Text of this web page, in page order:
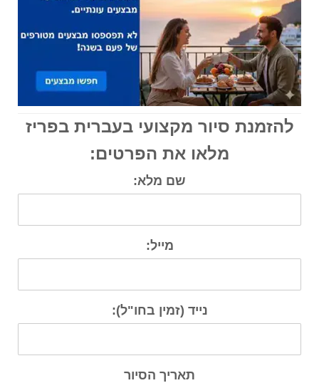
להזמנת סיור מקצועי בעברית בפריז
מלאו את הפרטים:
שם מלא:
מייל:
נייד (זמין בחו"ל):
תאריך הסיור